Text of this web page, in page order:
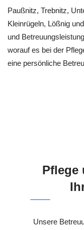
Paußnitz, Trebnitz,
Kleinrügeln, Lößnig
und
worauf es bei der
eine persönliche
Pflege
Unsere